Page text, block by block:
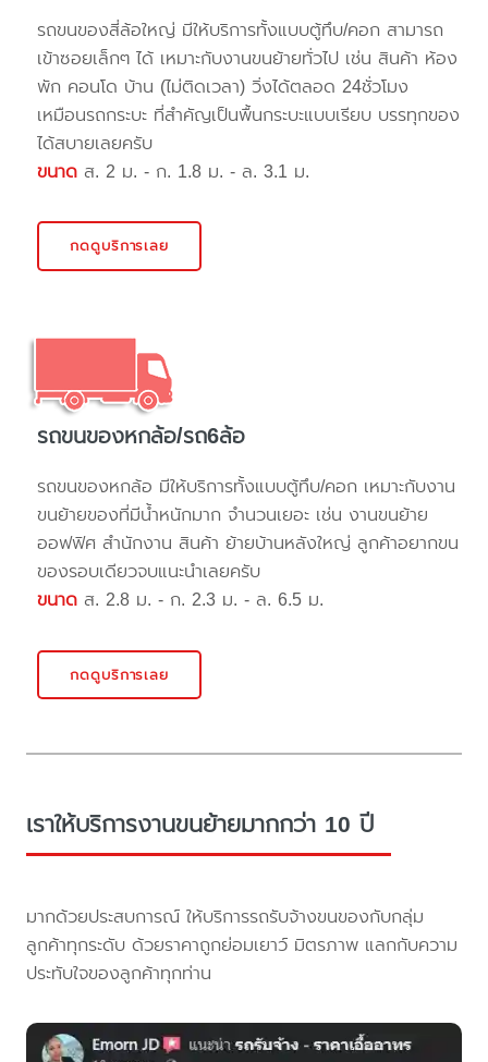
รถขนของสี่ล้อใหญ่ มีให้บริการทั้งแบบตู้ทึบ/คอก สามารถ
เข้าซอยเล็กๆ ได้ เหมาะกับงานขนย้ายทั่วไป เช่น สินค้า ห้อง
พัก คอนโด บ้าน (ไม่ติดเวลา) วิ่งได้ตลอด 24ชั่วโมง
เหมือนรถกระบะ ที่สำคัญเป็นพื้นกระบะแบบเรียบ บรรทุกของ
ได้สบายเลยครับ
ขนาด ส. 2 ม. - ก. 1.8 ม. - ล. 3.1 ม.
กดดูบริการเลย
รถขนของหกล้อ/รถ6ล้อ
รถขนของหกล้อ มีให้บริการทั้งแบบตู้ทึบ/คอก เหมาะกับงาน
ขนย้ายของที่มีน้ำหนักมาก จำนวนเยอะ เช่น งานขนย้าย
ออฟฟิศ สำนักงาน สินค้า ย้ายบ้านหลังใหญ่ ลูกค้าอยากขน
ของรอบเดียวจบแนะนำเลยครับ
ขนาด ส. 2.8 ม. - ก. 2.3 ม. - ล. 6.5 ม.
กดดูบริการเลย
เราให้บริการงานขนย้ายมากกว่า 10 ปี
มากด้วยประสบการณ์ ให้บริการรถรับจ้างขนของกับกลุ่ม
ลูกค้าทุกระดับ ด้วยราคาถูกย่อมเยาว์ มิตรภาพ แลกกับความ
ประทับใจของลูกค้าทุกท่าน